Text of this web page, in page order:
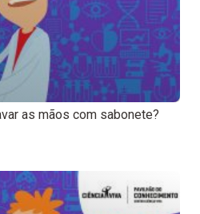
as mãos com sabonete?